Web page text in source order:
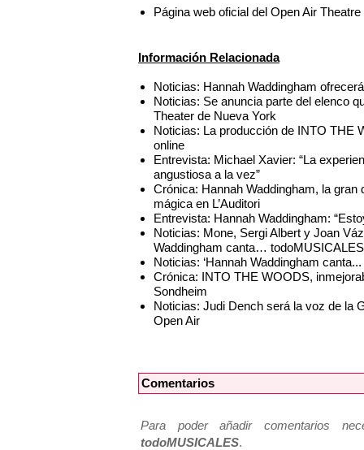
Página web oficial del Open Air
Información Relacionada
Noticias: Hannah Waddingham
Noticias: Se anuncia parte del elenco
Theater de Nueva York
Noticias: La producción de INTO THE
online
Entrevista: Michael Xavier: “La
angustiosa a la vez”
Crónica: Hannah Waddingham, la
mágica en L’Auditori
Entrevista: Hannah Waddingham:
Noticias: Mone, Sergi Albert y Joan
Waddingham canta…
Noticias: ‘Hannah Waddingham
Crónica: INTO THE WOODS,
Sondheim
Noticias: Judi Dench será la voz de la
Open Air
Comentarios
Para poder añadir comentarios
todoMUSICALES.